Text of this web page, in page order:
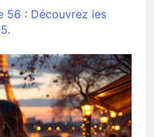
56 : Découvrez les